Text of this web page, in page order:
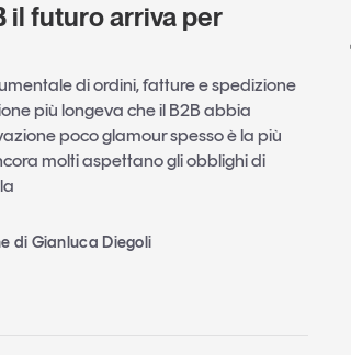
il futuro arriva per
di ordini, fatture e spedizione
più longeva che il B2B abbia
poco glamour spesso è la più
molti aspettano gli obblighi di
di Gianluca Diegoli